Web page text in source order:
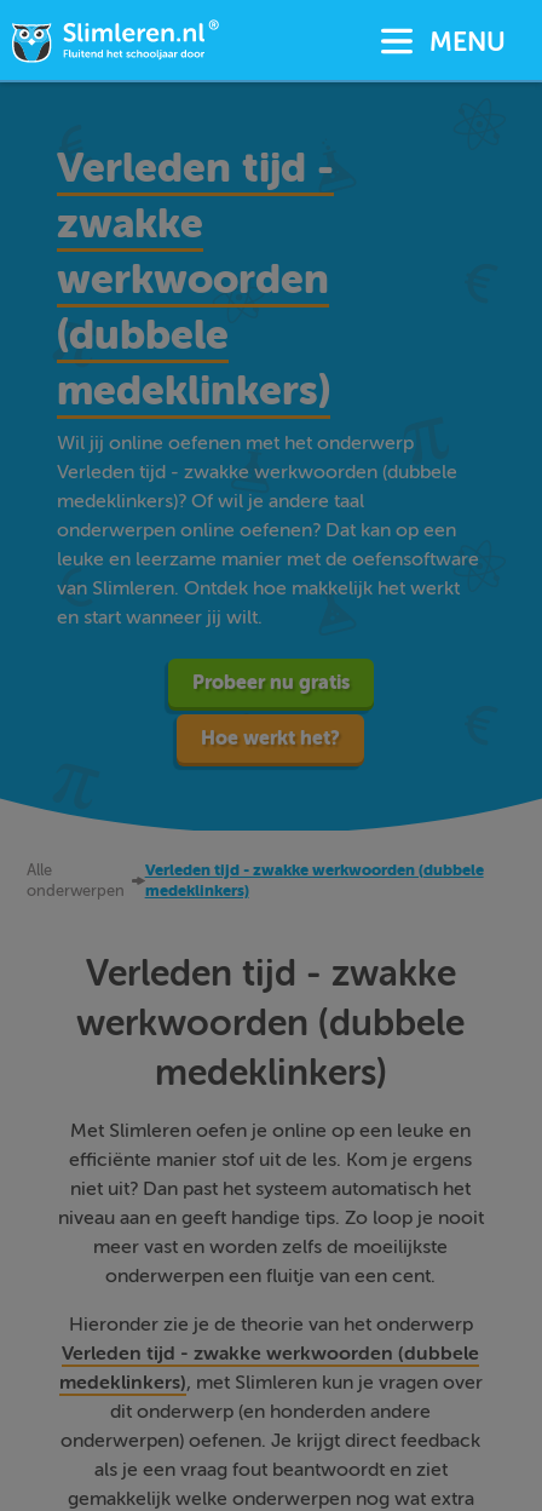
MENU
Verleden tijd -
zwakke
werkwoorden
(dubbele
medeklinkers)
Wil jij online oefenen met het onderwerp
Verleden tijd - zwakke werkwoorden (dubbele
medeklinkers)? Of wil je andere taal
onderwerpen online oefenen? Dat kan op een
leuke en leerzame manier met de oefensoftware
van Slimleren. Ontdek hoe makkelijk het werkt
en start wanneer jij wilt.
Probeer nu gratis
Hoe werkt het?
Alle
onderwerpen
Verleden tijd - zwakke werkwoorden (dubbele
medeklinkers)
Verleden tijd - zwakke
werkwoorden (dubbele
medeklinkers)
Met Slimleren oefen je online op een leuke en
efficiënte manier stof uit de les. Kom je ergens
niet uit? Dan past het systeem automatisch het
niveau aan en geeft handige tips. Zo loop je nooit
meer vast en worden zelfs de moeilijkste
onderwerpen een fluitje van een cent.
Hieronder zie je de theorie van het onderwerp
Verleden tijd - zwakke werkwoorden (dubbele
medeklinkers), met Slimleren kun je vragen over
dit onderwerp (en honderden andere
onderwerpen) oefenen. Je krijgt direct feedback
als je een vraag fout beantwoordt en ziet
gemakkelijk welke onderwerpen nog wat extra